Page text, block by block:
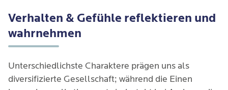
Verhalten & Gefühle reflektieren und
wahrnehmen
Unterschiedlichste Charaktere prägen uns als
diversifizierte Gesellschaft; während die Einen